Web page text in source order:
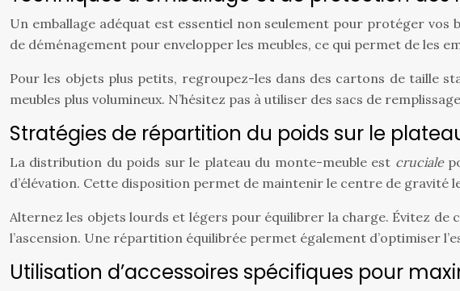
Un emballage adéquat est essentiel non seulement pour protéger vos
de déménagement pour envelopper les meubles, ce qui permet de les
Pour les objets plus petits, regroupez-les dans des cartons de taille
meubles plus volumineux. N’hésitez pas à utiliser des sacs de
Stratégies de répartition du poids sur le
La distribution du poids sur le plateau du monte-meuble est cruciale
d’élévation. Cette disposition permet de maintenir le centre de gravité
Alternez les objets lourds et légers pour équilibrer la charge. Évitez
l’ascension. Une répartition équilibrée permet également d’optimiser
Utilisation d’accessoires spécifiques pour